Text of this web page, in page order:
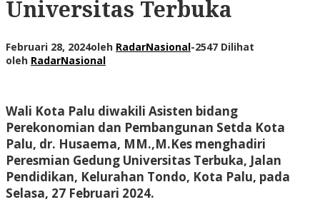
Universitas Terbuka
Februari 28, 2024oleh RadarNasional-2547 Dilihat
oleh RadarNasional
Wali Kota Palu diwakili Asisten bidang
Perekonomian dan Pembangunan Setda Kota
Palu, dr. Husaema, MM.,M.Kes menghadiri
Peresmian Gedung Universitas Terbuka, Jalan
Pendidikan, Kelurahan Tondo, Kota Palu, pada
Selasa, 27 Februari 2024.